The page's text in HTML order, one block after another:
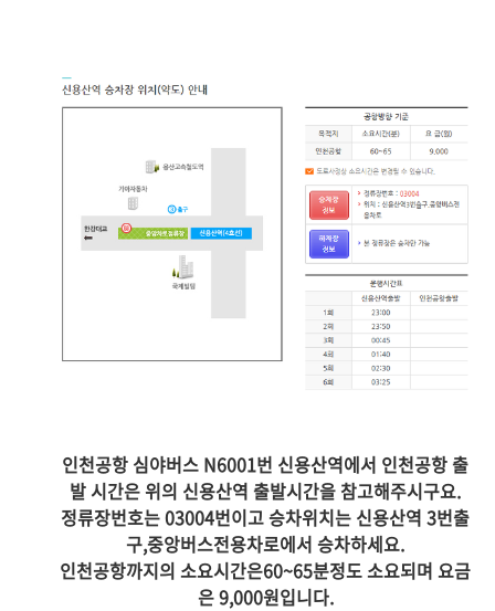
인천공항 심야버스 N6001번 신용산역에서 인천공항 출
발 시간은 위의 신용산역 출발시간을 참고해주시구요.
정류장번호는 03004번이고 승차위치는 신용산역 3번출
구,중앙버스전용차로에서 승차하세요.
인천공항까지의 소요시간은60~65분정도 소요되며 요금
은 9,000원입니다.